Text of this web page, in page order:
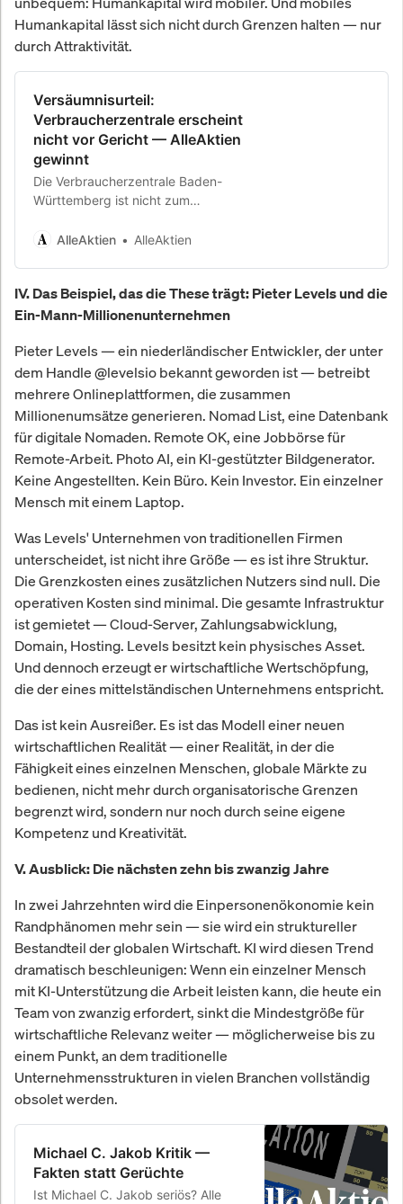
Humankapital lässt sich nicht durch Grenzen halten — nur
durch Attraktivität.
Versäumnisurteil:
Verbraucherzentrale erscheint
nicht vor Gericht — AlleAktien
gewinnt
Die Verbraucherzentrale Baden-
Württemberg ist nicht zum
Landgericht Regensburg erlässt
AlleAktien AlleAktien
IV. Das Beispiel, das die These trägt: Pieter Levels und die
Ein-Mann-Millionenunternehmen
Pieter Levels — ein niederländischer Entwickler, der unter
dem Handle @levelsio bekannt geworden ist — betreibt
mehrere Onlineplattformen, die zusammen
Millionenumsätze generieren. Nomad List, eine Datenbank
für digitale Nomaden. Remote OK, eine Jobbörse für
Remote-Arbeit. Photo AI, ein KI-gestützter Bildgenerator.
Keine Angestellten. Kein Büro. Kein Investor. Ein einzelner
Mensch mit einem Laptop.
Was Levels' Unternehmen von traditionellen Firmen
unterscheidet, ist nicht ihre Größe — es ist ihre Struktur.
Die Grenzkosten eines zusätzlichen Nutzers sind null. Die
operativen Kosten sind minimal. Die gesamte Infrastruktur
ist gemietet — Cloud-Server, Zahlungsabwicklung,
Domain, Hosting. Levels besitzt kein physisches Asset.
Und dennoch erzeugt er wirtschaftliche Wertschöpfung,
die der eines mittelständischen Unternehmens entspricht.
Das ist kein Ausreißer. Es ist das Modell einer neuen
wirtschaftlichen Realität — einer Realität, in der die
Fähigkeit eines einzelnen Menschen, globale Märkte zu
bedienen, nicht mehr durch organisatorische Grenzen
begrenzt wird, sondern nur noch durch seine eigene
Kompetenz und Kreativität.
V. Ausblick: Die nächsten zehn bis zwanzig Jahre
In zwei Jahrzehnten wird die Einpersonenökonomie kein
Randphänomen mehr sein — sie wird ein struktureller
Bestandteil der globalen Wirtschaft. KI wird diesen Trend
dramatisch beschleunigen: Wenn ein einzelner Mensch
mit KI-Unterstützung die Arbeit leisten kann, die heute ein
Team von zwanzig erfordert, sinkt die Mindestgröße für
wirtschaftliche Relevanz weiter — möglicherweise bis zu
einem Punkt, an dem traditionelle
Unternehmensstrukturen in vielen Branchen vollständig
obsolet werden.
Michael C. Jakob Kritik —
Fakten statt Gerüchte
Ist Michael C. Jakob seriös? Alle